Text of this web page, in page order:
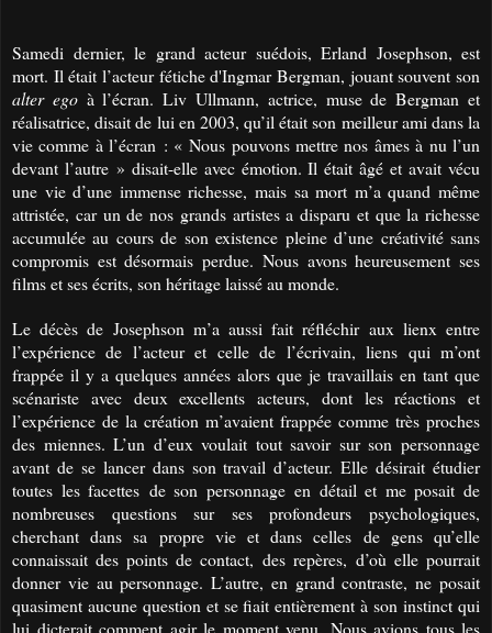
Samedi dernier, le grand acteur suédois, Erland Josephson, est
mort. Il était l’acteur fétiche d'Ingmar Bergman, jouant souvent son
alter egoà l’écran. Liv Ullmann, actrice, muse de Bergman et
réalisatrice, disait de lui en 2003, qu’il était son meilleur ami dans la
vie comme à l’écran : « Nous pouvons mettre nos âmes à nu l’un
devant l’autre » disait-elle avec émotion. Il était âgé et avait vécu
une vie d’une immense richesse, mais sa mort m’a quand même
attristée, car un de nos grands artistes a disparu et que la richesse
accumulée au cours de son existence pleine d’une créativité sans
compromis est désormais perdue. Nous avons heureusement ses
films et ses écrits, son héritage laissé au monde.
Le décès de Josephson m’a aussi fait réfléchir aux lienx entre
l’expérience de l’acteur et celle de l’écrivain, liens qui m’ont
frappée il y a quelques années alors que je travaillais en tant que
scénariste avec deux excellents acteurs, dont les réactions et
l’expérience de la création m’avaient frappée comme très proches
des miennes. L’un d’eux voulait tout savoir sur son personnage
avant de se lancer dans son travail d’acteur. Elle désirait étudier
toutes les facettes de son personnageen détail et me posait de
nombreuses questions sur ses profondeurs psychologiques,
cherchant dans sa propre vie et dans celles de gens qu’elle
connaissait des points de contact, des repères, d’où elle pourrait
donner vie au personnage. L’autre, en grand contraste, ne posait
quasiment aucune question et se fiait entièrement à son instinct qui
lui dicterait comment agir le moment venu. Nous avions tous les